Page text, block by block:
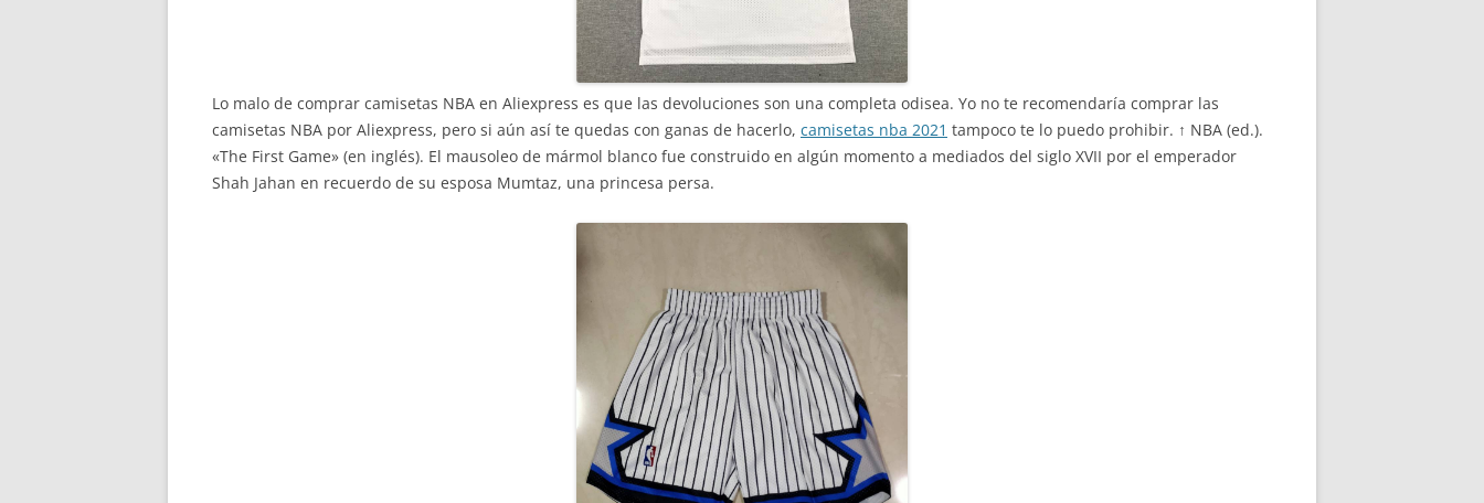
Lo malo de comprar camisetas NBA en Aliexpress es que las devoluciones son una completa odisea. Yo no te recomendaría comprar las
camisetas NBA por Aliexpress, pero si aún así te quedas con ganas de hacerlo, camisetas nba 2021 tampoco te lo puedo prohibir. ↑ NBA (ed.).
«The First Game» (en inglés). El mausoleo de mármol blanco fue construido en algún momento a mediados del siglo XVII por el emperador
Shah Jahan en recuerdo de su esposa Mumtaz, una princesa persa.